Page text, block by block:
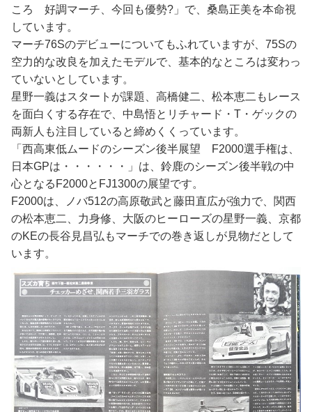
ころ 好調マーチ、今回も優勢?」で、桑島正美を本命視
しています。
マーチ76Sのデビューについてもふれていますが、75Sの
空力的な改良を加えたモデルで、基本的なところは変わっ
ていないとしています。
星野一義はスタートが課題、高橋健二、松本恵二もレース
を面白くする存在で、中島悟とリチャード・T・ゲックの
両新人も注目していると締めくくっています。
「西高東低ムードのシーズン後半展望 F2000選手権は、
日本GPは・・・・・・」は、鈴鹿のシーズン後半戦の中
心となるF2000とFJ1300の展望です。
F2000は、ノバ512の高原敬武と藤田直広が強力で、関西
の松本恵二、力身修、大阪のヒーローズの星野一義、京都
のKEの長谷見昌弘もマーチでの巻き返しが見物だとして
います。